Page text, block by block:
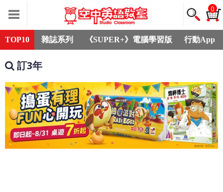
0
TOP10 雜誌系列 《SUPER+》電腦學習版 行動App
訂3年